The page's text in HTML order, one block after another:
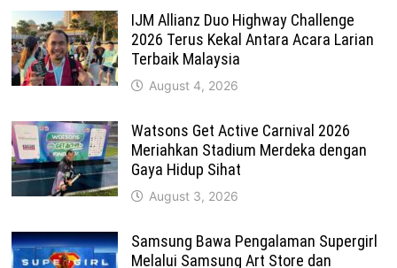
IJM Allianz Duo Highway Challenge
2026 Terus Kekal Antara Acara Larian
Terbaik Malaysia
August 4, 2026
Watsons Get Active Carnival 2026
Meriahkan Stadium Merdeka dengan
Gaya Hidup Sihat
August 3, 2026
Samsung Bawa Pengalaman Supergirl
Melalui Samsung Art Store dan